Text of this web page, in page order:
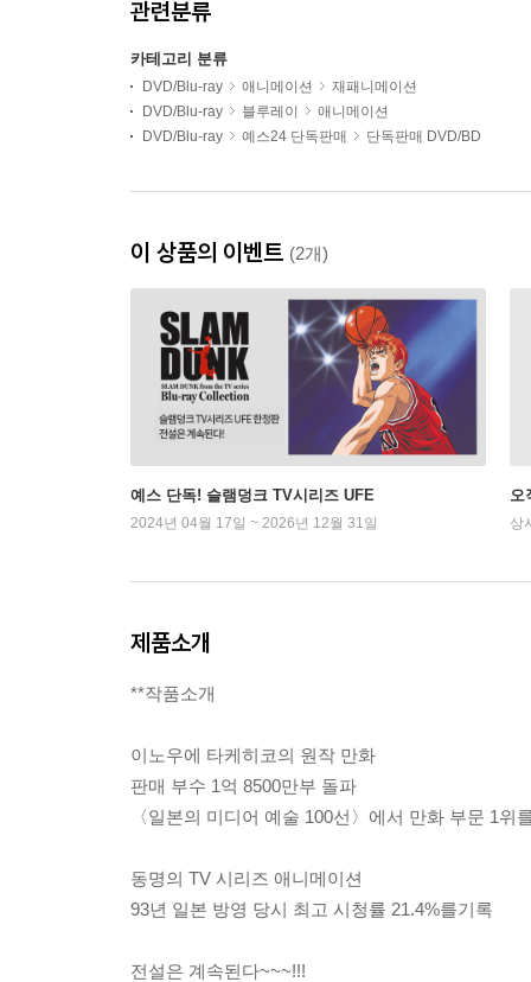
관련분류
카테고리 분류
DVD/Blu-ray 애니메이션
재패니메이션
DVD/Blu-ray
블루레이
애니메이션
DVD/Blu-ray
예스24 단독판매 단독판매 DVD/BD
이 상품의 이벤트 (2개)
예스 단독! 슬램덩크 TV시리즈 UFE
2024년 04월 17일 ~ 2026년 12월 31일
오
상
제품소개
**작품소개
이노우에 타케히코의 원작 만화
판매 부수 1억 8500만부 돌파
〈일본의 미디어 예술 100선〉에서 만화 부문 1위
동명의 TV 시리즈 애니메이션
93년 일본 방영 당시 최고 시청률 21.4%를기록
전설은 계속된다~~~!!!